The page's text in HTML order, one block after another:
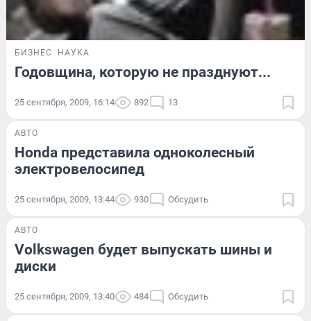
БИЗНЕС НАУКА
Годовщина, которую не празднуют...
25 сентября, 2009, 16:14 892 13
АВТО
Honda представила одноколесный
электровелосипед
25 сентября, 2009, 13:44 930 Обсудить
АВТО
Volkswagen будет выпускать шины и
диски
25 сентября, 2009, 13:40 484 Обсудить